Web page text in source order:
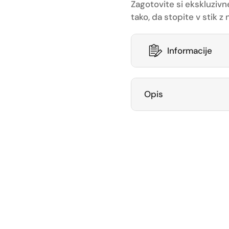
Zagotovite si
tako, da stopite v stik z
Informacije
Opis